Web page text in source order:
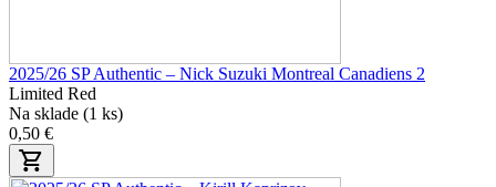
2025/26 SP Authentic – Nick Suzuki Montreal Canadiens 2
Limited Red
Na sklade (1 ks)
0,50 €